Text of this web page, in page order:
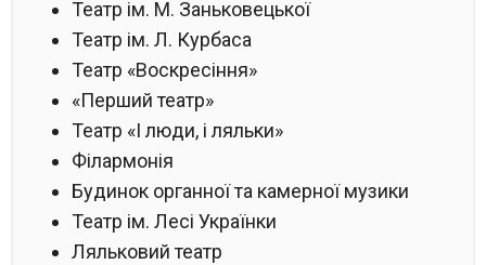
Театр ім. М. Заньковецької
Театр ім. Л. Курбаса
Театр «Воскресіння»
«Перший театр»
Театр «І люди, і ляльки»
Філармонія
Будинок органної та камерної музики
Театр ім. Лесі Українки
Ляльковий театр